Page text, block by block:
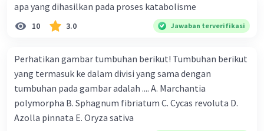
apa yang dihasilkan pada proses katabolisme
10 3.0 Jawaban terverifikasi
Perhatikan gambar tumbuhan berikut! Tumbuhan berikut
yang termasuk ke dalam divisi yang sama dengan
tumbuhan pada gambar adalah .... A. Marchantia
polymorpha B. Sphagnum fibriatum C. Cycas revoluta D.
Azolla pinnata E. Oryza sativa